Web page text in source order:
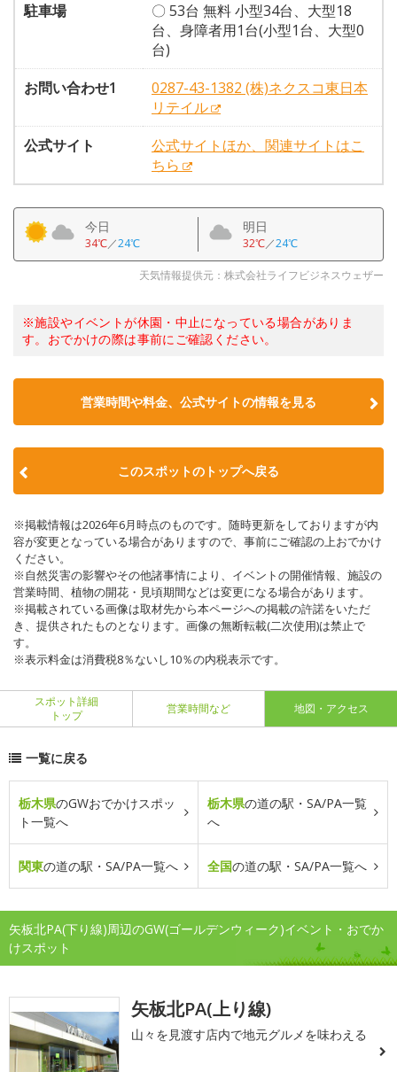
駐車場
〇 53台 無料 小型34台、大型18
台、身障者用1台(小型1台、大型0
台)
お問い合わせ1
0287-43-1382 (株)ネクスコ東日本
リテイル
公式サイト
公式サイトほか、関連サイトはこ
ちら
今日
34℃／24℃
明日
32℃／24℃
天気情報提供元：株式会社ライフビジネスウェザー
※施設やイベントが休園・中止になっている場合がありま
す。おでかけの際は事前にご確認ください。
営業時間や料金、公式サイトの情報を見る
このスポットのトップへ戻る
※掲載情報は2026年6月時点のものです。随時更新をしておりますが内
容が変更となっている場合がありますので、事前にご確認の上おでかけ
ください。
※自然災害の影響やその他諸事情により、イベントの開催情報、施設の
営業時間、植物の開花・見頃期間などは変更になる場合があります。
※掲載されている画像は取材先から本ページへの掲載の許諾をいただ
き、提供されたものとなります。画像の無断転載(二次使用)は禁止で
す。
※表示料金は消費税8％ないし10％の内税表示です。
スポット詳細
トップ
営業時間など 地図・アクセス
一覧に戻る
栃木県のGWおでかけスポッ
ト一覧へ
栃木県の道の駅・SA/PA一覧
へ
関東の道の駅・SA/PA一覧へ 全国の道の駅・SA/PA一覧へ
矢板北PA(下り線)周辺のGW(ゴールデンウィーク)イベント・おでか
けスポット
矢板北PA(上り線)
山々を見渡す店内で地元グルメを味わえる